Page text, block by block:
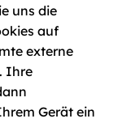
uns die
auf
externe
Ihre
Gerät ein